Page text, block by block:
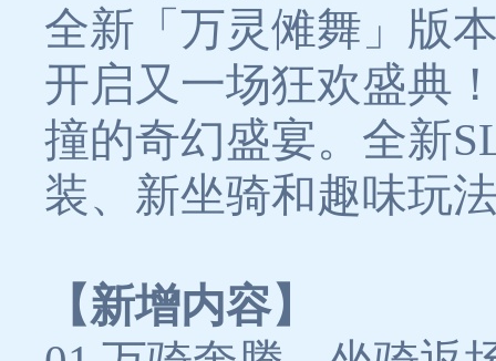
全新「万灵傩舞」版
开启又一场狂欢盛典
撞的奇幻盛宴。全新
装、新坐骑和趣味玩
【新增内容】